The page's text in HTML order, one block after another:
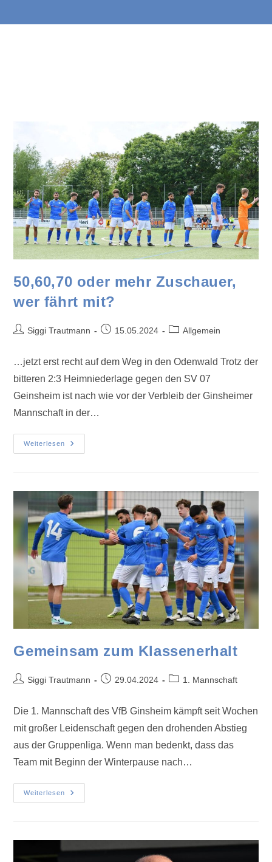
50,60,70 oder mehr Zuschauer,
wer fährt mit?
Siggi Trautmann 15.05.2024 Allgemein
…jetzt erst recht auf dem Weg in den Odenwald Trotz der
bitteren 2:3 Heimniederlage gegen den SV 07
Geinsheim ist nach wie vor der Verbleib der Ginsheimer
Mannschaft in der…
Weiterlesen
Gemeinsam zum Klassenerhalt
Siggi Trautmann 29.04.2024 1. Mannschaft
Die 1. Mannschaft des VfB Ginsheim kämpft seit Wochen
mit großer Leidenschaft gegen den drohenden Abstieg
aus der Gruppenliga. Wenn man bedenkt, dass das
Team mit Beginn der Winterpause nach…
Weiterlesen